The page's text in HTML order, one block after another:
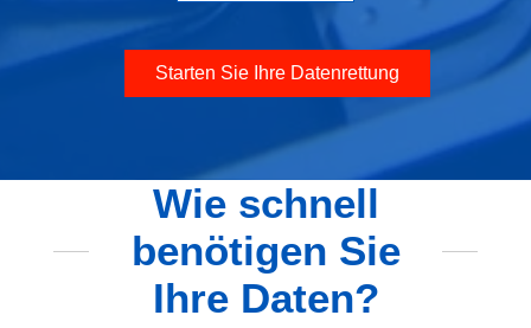
Starten Sie Ihre Datenrettung
Wie schnell
benötigen Sie
Ihre Daten?